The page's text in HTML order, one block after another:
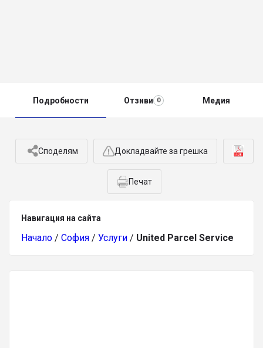
Подробности Отзиви 0 Медия
Споделям Докладвайте за грешка
Печат
Навигация на сайта
Начало / София / Услуги / United Parcel Service